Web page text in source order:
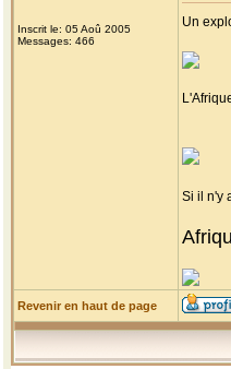
Inscrit le: 05 Aoû 2005
Messages: 466
Un
Si il n'y
Revenir en haut de page